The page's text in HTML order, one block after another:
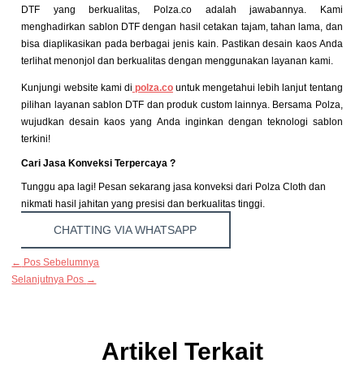
DTF yang berkualitas, Polza.co adalah jawabannya. Kami
menghadirkan sablon DTF dengan hasil cetakan tajam, tahan lama, dan
bisa diaplikasikan pada berbagai jenis kain. Pastikan desain kaos Anda
terlihat menonjol dan berkualitas dengan menggunakan layanan kami.
Kunjungi website kami di polza.countuk mengetahui lebih lanjut tentang
pilihan layanan sablon DTF dan produk custom lainnya. Bersama Polza,
wujudkan desain kaos yang Anda inginkan dengan teknologi sablon
terkini!
Cari Jasa Konveksi Terpercaya ?
Tunggu apa lagi! Pesan sekarang jasa konveksi dari Polza Cloth dan
nikmati hasil jahitan yang presisi dan berkualitas tinggi.
CHATTING VIA WHATSAPP
← Pos Sebelumnya
Selanjutnya Pos →
Artikel Terkait